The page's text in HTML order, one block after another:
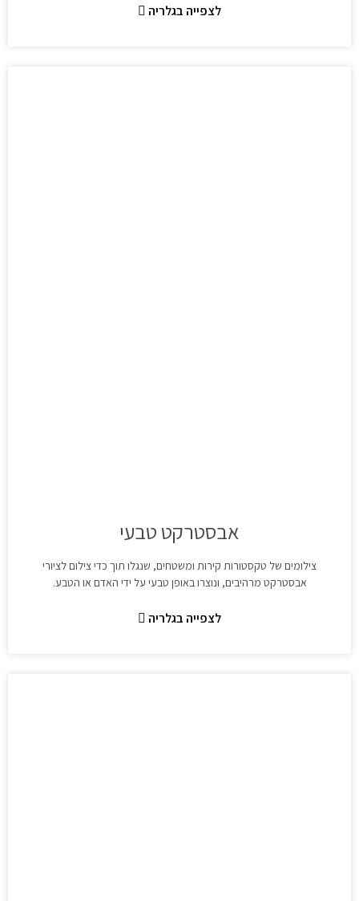
לצפייה בגלריה
אבסטרקט טבעי
צילומים של טקסטורות קירות ומשטחים, שנגלו תוך כדי צילום לציורי
אבסטרקט מרהיבים, ונוצרו באופן טבעי על ידי האדם או הטבע.
לצפייה בגלריה